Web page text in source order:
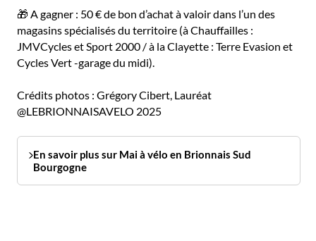
🎁 A gagner : 50 € de bon d’achat à valoir dans l’un des
magasins spécialisés du territoire (à Chauffailles :
JMVCycles et Sport 2000 / à la Clayette : Terre Evasion et
Cycles Vert -garage du midi).
Crédits photos : Grégory Cibert, Lauréat
@LEBRIONNAISAVELO 2025
En savoir plus sur Mai à vélo en Brionnais Sud
Bourgogne